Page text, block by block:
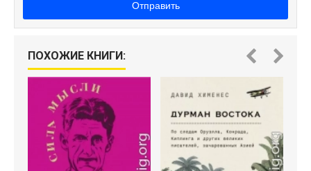
Отправить
ПОХОЖИЕ КНИГИ: